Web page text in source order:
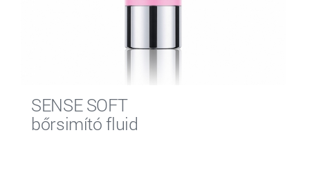
SENSE SOFT
bőrsimító fluid